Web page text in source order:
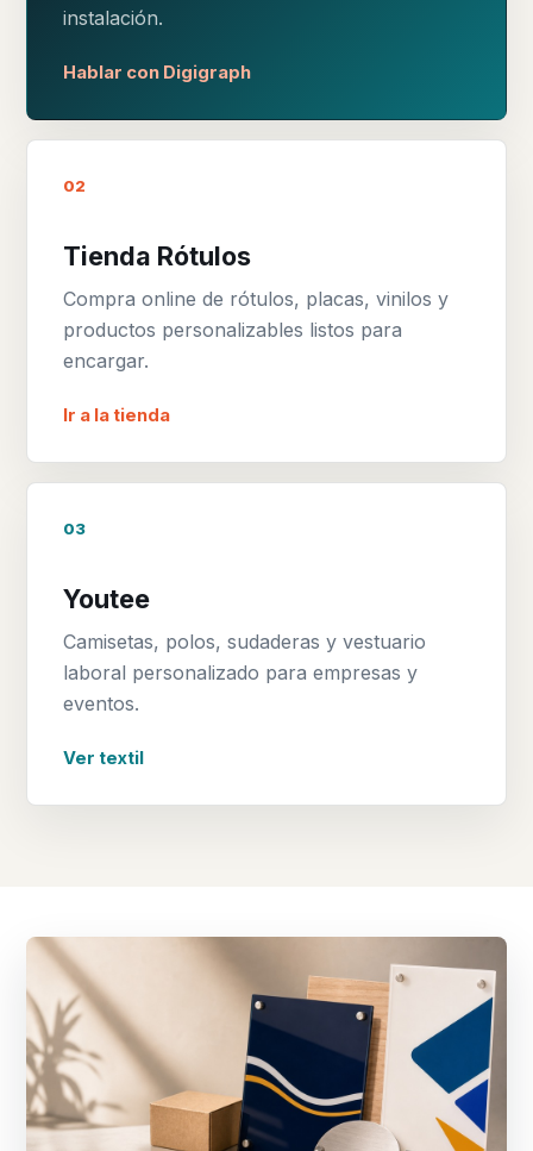
instalación.
Hablar con Digigraph
02
Tienda Rótulos
Compra online de rótulos, placas, vinilos y
productos personalizables listos para
encargar.
Ir a la tienda
03
Youtee
Camisetas, polos, sudaderas y vestuario
laboral personalizado para empresas y
eventos.
Ver textil